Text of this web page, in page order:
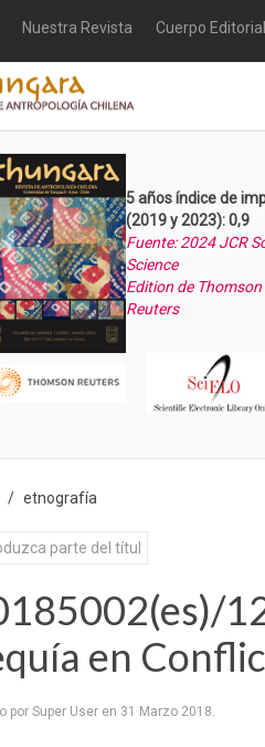
Nuestra Revista Cuerpo Editorial
5 años índice de
(2019 y 2023): 0,9
Fuente: 2024 JCR
Science
Edition de Thomson
Reuters
etnografía
en
por Super User en 31 Marzo 2018.